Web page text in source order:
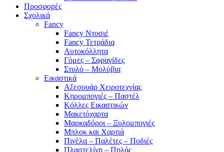
Προσφορές
Σχολικά
Fancy
Fancy Ντοσιέ
Fancy Τετράδια
Αυτοκόλλητα
Γόμες – Σφραγίδες
Στυλό – Μολύβια
Εικαστικά
Αξεσουάρ Χειροτεχνίας
Κηρομπογιές – Παστέλ
Κόλλες Εικαστικών
Μακετόχαρτα
Μαρκαδόροι – Ξυλομπογιές
Μπλοκ και Χαρτιά
Πινέλα – Παλέτες – Ποδιές
Πλαστελίνη – Πηλός